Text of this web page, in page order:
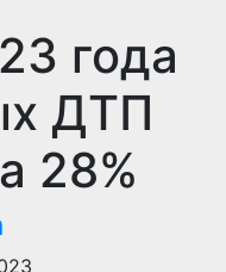
года
ДТП
28%